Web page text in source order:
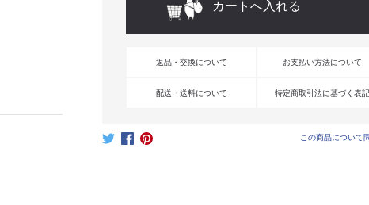
返品・交換について お支払い方法について
配送・送料について 特定商取引法に基づく表記
この商品について